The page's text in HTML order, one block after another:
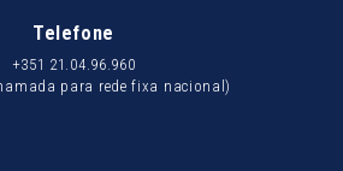
Telefone
+351 21.04.96.960
para rede fixa nacional)